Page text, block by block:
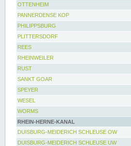
OTTENHEIM
PANNERDENSE KOP
PHILIPPSBURG
PLITTERSDORF
REES
RHEINWEILER
RUST
SANKT GOAR
SPEYER
WESEL
WORMS
RHEIN-HERNE-KANAL
DUISBURG-MEIDERICH SCHLEUSE OW
DUISBURG-MEIDERICH SCHLEUSE UW